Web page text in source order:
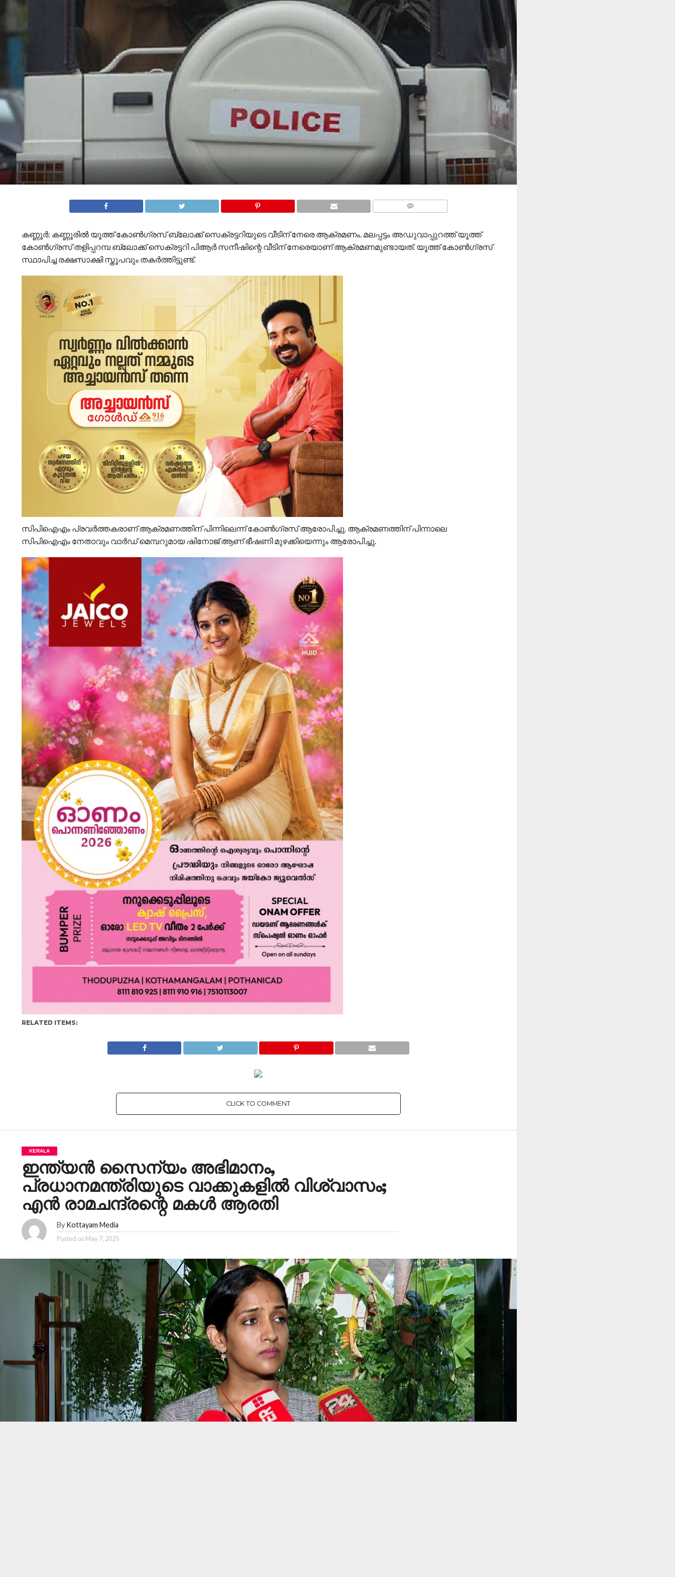
കണ്ണൂര്‍: കണ്ണൂരില്‍ യൂത്ത് കോണ്‍ഗ്രസ് ബ്ലോക്ക് സെക്രട്ടറിയുടെ വീടിന് നേരെ ആക്രമണം. മലപ്പട്ടം അഡുവാപ്പുറത്ത് യൂത്ത്
കോണ്‍ഗ്രസ് തളിപ്പറമ്പ ബ്ലോക്ക് സെക്രട്ടറി പിആര്‍ സനീഷിന്റെ വീടിന് നേരെയാണ് ആക്രമണമുണ്ടായത്. യൂത്ത് കോണ്‍ഗ്രസ്
സ്ഥാപിച്ച രക്ഷസാക്ഷി സ്തൂപവും തകര്‍ത്തിട്ടുണ്ട്.
സിപിഐഎം പ്രവര്‍ത്തകരാണ് ആക്രമണത്തിന് പിന്നിലെന്ന് കോണ്‍ഗ്രസ് ആരോപിച്ചു. ആക്രമണത്തിന് പിന്നാലെ
സിപിഐഎം നേതാവും വാര്‍ഡ് മെമ്പറുമായ ഷിനോജ് ആണ് ഭീഷണി മുഴക്കിയെന്നും ആരോപിച്ചു.
RELATED ITEMS:
CLICK TO COMMENT
KERALA
ഇന്ത്യൻ സൈന്യം അഭിമാനം,
പ്രധാനമന്ത്രിയുടെ വാക്കുകളിൽ വിശ്വാസം;
എൻ രാമചന്ദ്രന്റെ മകൾ ആരതി
By Kottayam Media
Posted on May 7, 2025